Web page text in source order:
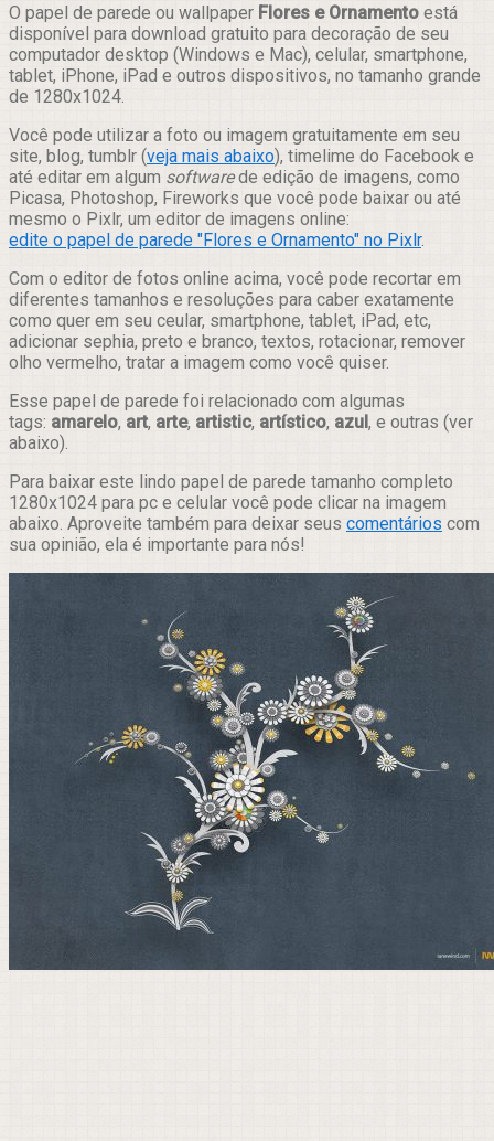
Compartilhar
O papel de parede ou wallpaper Flores e Ornamento está
disponível para download gratuito para decoração de seu
computador desktop (Windows e Mac), celular, smartphone,
tablet, iPhone, iPad e outros dispositivos, no tamanho grande
de 1280x1024.
Você pode utilizar a foto ou imagem gratuitamente em seu
site, blog, tumblr (veja mais abaixo), timelime do Facebook e
até editar em algum softwarede edição de imagens, como
Picasa, Photoshop, Fireworks que você pode baixar ou até
mesmo o Pixlr, um editor de imagens online:
edite o papel de parede "Flores e Ornamento" no Pixlr.
Com o editor de fotos online acima, você pode recortar em
diferentes tamanhos e resoluções para caber exatamente
como quer em seu ceular, smartphone, tablet, iPad, etc,
adicionar sephia, preto e branco, textos, rotacionar, remover
olho vermelho, tratar a imagem como você quiser.
Esse papel de parede foi relacionado com algumas
tags: amarelo, art, arte, artistic, artístico, azul, e outras (ver
abaixo).
Para baixar este lindo papel de parede tamanho completo
1280x1024 para pc e celular você pode clicar na imagem
abaixo. Aproveite também para deixar seus comentários com
sua opinião, ela é importante para nós!